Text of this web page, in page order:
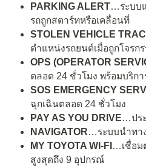
PARKING ALERT…ระบบ
รถถูกสตาร์ทหรือเคลื่อนที่
STOLEN VEHICLE
ตำแหน่งรถยนต์เมื่อถูกโจรก
OPS (OPERATOR
ตลอด 24 ชั่วโมง พร้อมบริก
SOS EMERGENCY
ฉุกเฉินตลอด 24 ชั่วโมง
PAY AS YOU DRIVE…ปร
NAVIGATOR…ระบบนำทา
MY TOYOTA WI-FI …เชื่อม
สูงสุดถึง 9 อุปกรณ์